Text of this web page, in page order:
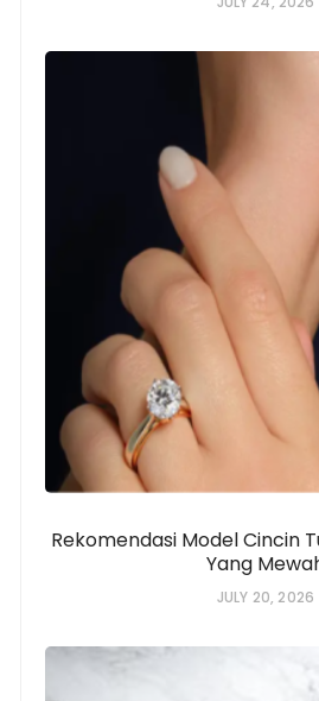
Rekomendasi Model Cincin
Yang
JULY 20, 2026